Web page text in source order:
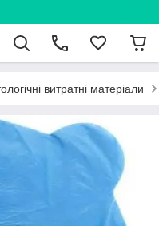
витратні матеріали